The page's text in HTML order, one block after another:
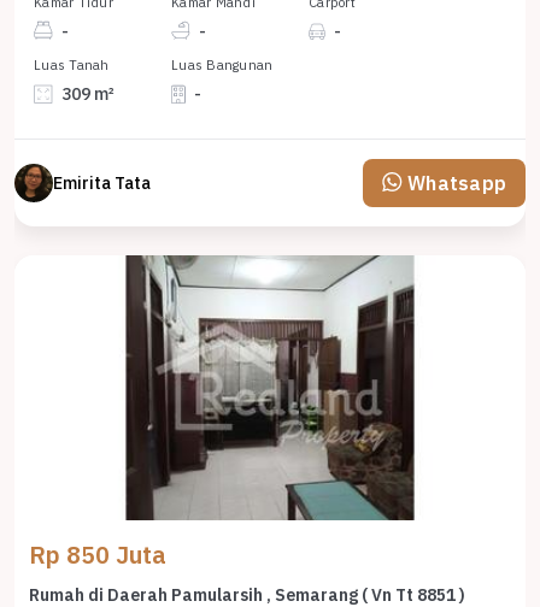
- - -
Luas Tanah
309 m²
Luas Bangunan
-
Emirita Tata Whatsapp
Rp 850 Juta
Rumah di Daerah Pamularsih , Semarang ( Vn Tt 8851 )